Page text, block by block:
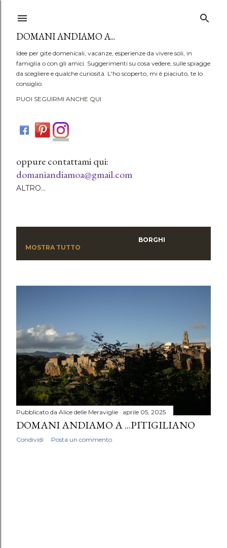
DOMANI ANDIAMO A...
Idee per gite domenicali, vacanze, esperienze da vivere soli, in
famiglia o con gli amici. Suggerimenti su cosa vedere, sulle spiagge
da scegliere e qualche curiosità. L'ho scoperto, mi è piaciuto, te lo
consiglio.
PUOI SEGUIRMI ANCHE QUI
oppure contattami qui:
domaniandiamoa@gmail.com
ALTRO…
s
BORGHI
MOSTRA TUTTO
Pubblicato da Alice delle Meraviglie aprile 05, 2025
DOMANI ANDIAMO A ...PITIGILIANO
Condividi Posta un commento